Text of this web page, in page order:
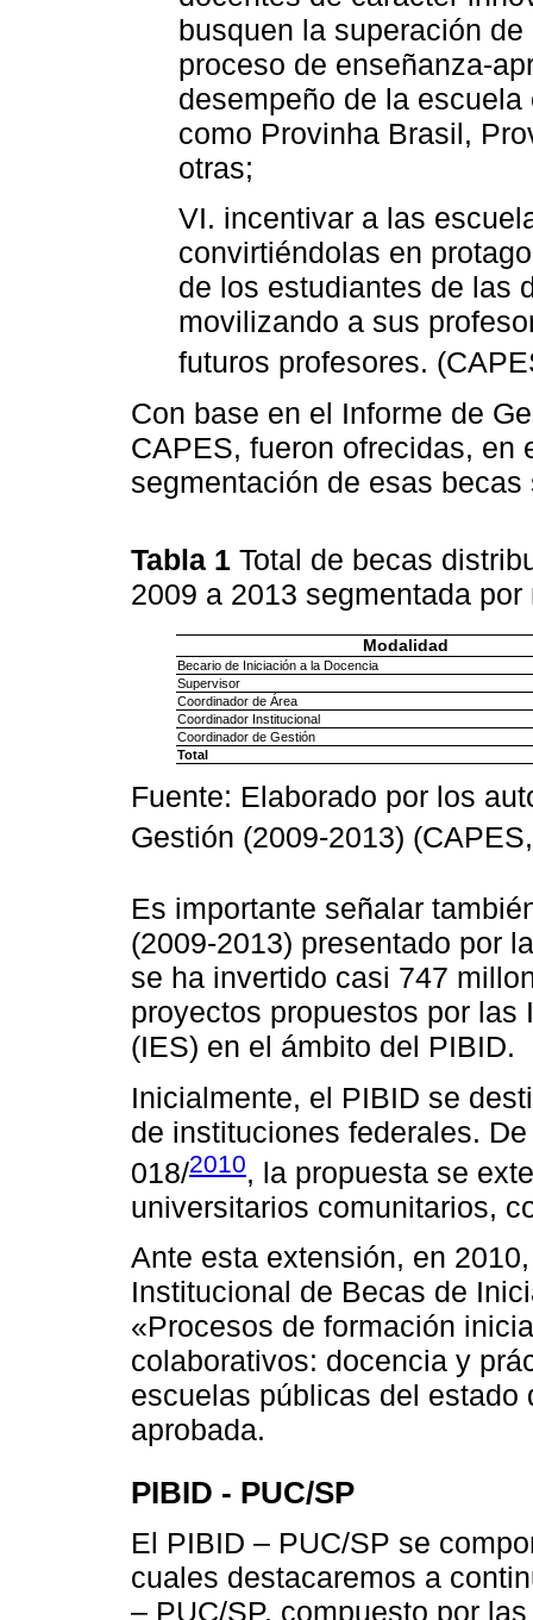
busquen la superación
proceso de enseñanza-
desempeño de la
como Provinha Brasil,
otras;
VI. incentivar a las
convirtiéndolas en
de los estudiantes de las
movilizando a sus
futuros profesores.
Con base en el Informe de
CAPES, fueron ofrecidas, en
segmentación de esas
Tabla 1 Total de becas
2009 a 2013 segmentada
Modalidad
Becario de Iniciación a la Docencia
Supervisor
Coordinador de Área
Coordinador Institucional
Coordinador de Gestión
Total
Fuente: Elaborado por los
Gestión (2009-2013)
Es importante señalar
(2009-2013) presentado por
se ha invertido casi 747
proyectos propuestos por
(IES) en el ámbito del PIBID.
Inicialmente, el PIBID se
de instituciones federales.
018/2010, la propuesta se
universitarios comunitarios,
Ante esta extensión, en
Institucional de Becas de
«Procesos de formación
colaborativos: docencia y
escuelas públicas del estado
aprobada.
PIBID - PUC/SP
El PIBID – PUC/SP se
cuales destacaremos a
– PUC/SP, compuesto por